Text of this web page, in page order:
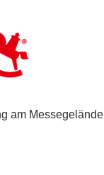
am Messegelände